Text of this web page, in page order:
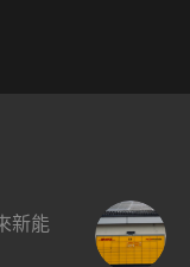
新能